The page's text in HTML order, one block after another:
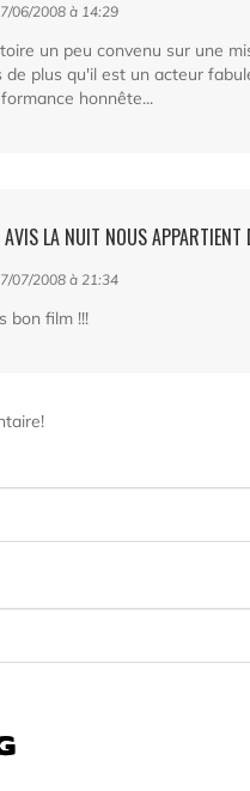
06/2008 à 14:29
un peu convenu sur une
de plus qu'il est un acteur
honnête...
AVIS LA NUIT NOUS APPARTIENT
07/2008 à 21:34
bon film !!!